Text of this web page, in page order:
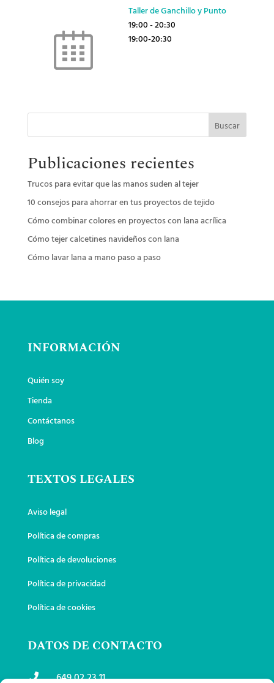
Taller de Ganchillo y Punto
19:00-20:30
19:00-20:30
Buscar
Publicaciones recientes
Trucos para evitar que las manos suden al tejer
10 consejos para ahorrar en tus proyectos de tejido
Cómo combinar colores en proyectos con lana acrílica
Cómo tejer calcetines navideños con lana
Cómo lavar lana a mano paso a paso
INFORMACIÓN
Quién soy
Tienda
Contáctanos
Blog
TEXTOS LEGALES
Aviso legal
Política de compras
Política de devoluciones
Política de privacidad
Política de cookies
DATOS DE CONTACTO
 649 02 23 11